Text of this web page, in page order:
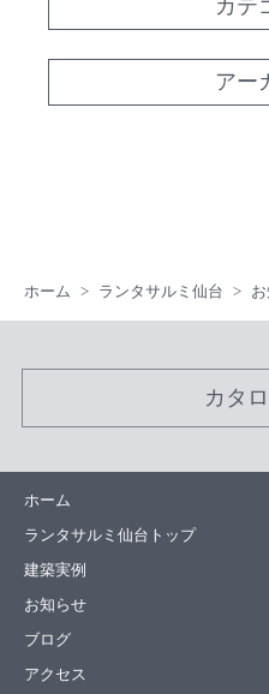
カテ
アー
ホーム ランタサルミ仙台
カタ
ホーム
ランタサルミ仙台トップ
建築実例
お知らせ
ブログ
アクセス